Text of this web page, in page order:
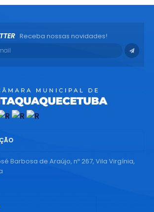
Barbosa de Araújo, nº 267, Vila Virgínia,
Receba nossas novidades!